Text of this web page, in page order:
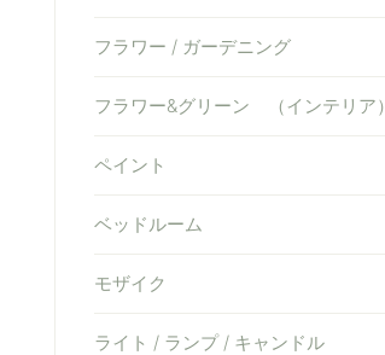
フラワー / ガーデニング
フラワー&グリーン （インテリア）
ペイント
ベッドルーム
モザイク
ライト / ランプ / キャンドル